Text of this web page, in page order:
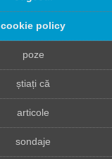
cookie policy
poze
știați că
articole
sondaje